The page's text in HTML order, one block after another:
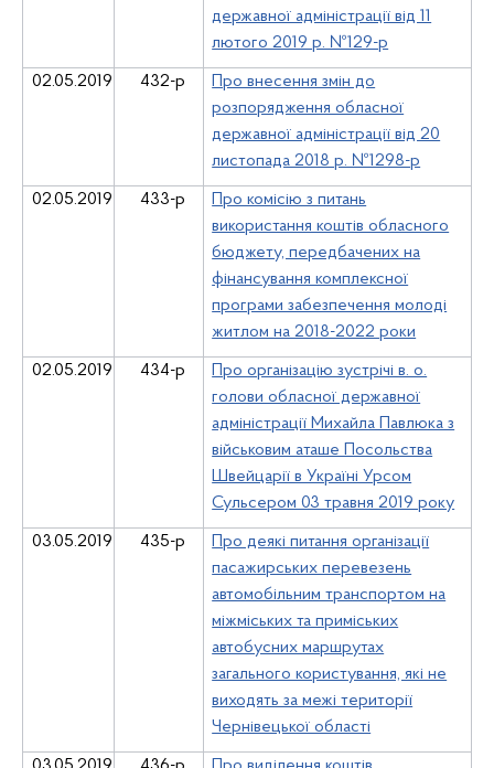
державної адміністрації від 11
лютого 2019 р. №129-р
02.05.2019 432-р
Про внесення змін до
розпорядження обласної
державної адміністрації від 20
листопада 2018 р. №1298-р
02.05.2019 433-р
Про комісію з питань
використання коштів обласного
бюджету, передбачених на
фінансування комплексної
програми забезпечення молоді
житлом на 2018-2022 роки
02.05.2019 434-р
Про організацію зустрічі в. о.
голови обласної державної
адміністрації Михайла Павлюка з
військовим аташе Посольства
Швейцарії в Україні Урсом
Сульсером 03 травня 2019 року
03.05.2019 435-р
Про деякі питання організації
пасажирських перевезень
автомобільним транспортом на
міжміських та приміських
автобусних маршрутах
загального користування, які не
виходять за межі території
Чернівецької області